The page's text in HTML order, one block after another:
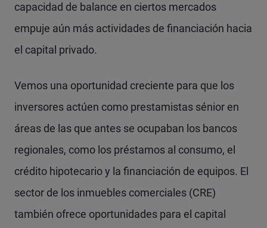
capacidad de balance en ciertos mercados
empuje aún más actividades de financiación hacia
el capital privado.
Vemos una oportunidad creciente para que los
inversores actúen como prestamistas sénior en
áreas de las que antes se ocupaban los bancos
regionales, como los préstamos al consumo, el
crédito hipotecario y la financiación de equipos. El
sector de los inmuebles comerciales (CRE)
también ofrece oportunidades para el capital